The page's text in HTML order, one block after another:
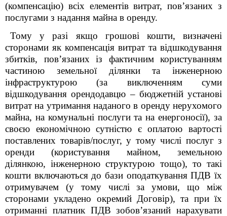
(компенсацію) всіх елементів витрат, пов’язаних з
послугами з надання майна в оренду.
Тому у разі якщо грошові кошти, визначені
сторонами як компенсація витрат та відшкодування
збитків, пов’язаних із фактичним користуванням
частиною земельної ділянки та інженерною
інфраструктурою (за виключенням суми
відшкодування орендодавцю – бюджетній установі
витрат на утримання наданого в оренду нерухомого
майна, на комунальні послуги та на енергоносії), за
своєю економічною сутністю є оплатою вартості
поставлених товарів/послуг, у тому числі послуг з
оренди (користування майном, земельною
ділянкою, інженерною структурою тощо), то такі
кошти включаються до бази оподаткування ПДВ їх
отримувачем (у тому числі за умови, що між
сторонами укладено окремий Договір), та при їх
отриманні платник ПДВ зобов’язаний нарахувати